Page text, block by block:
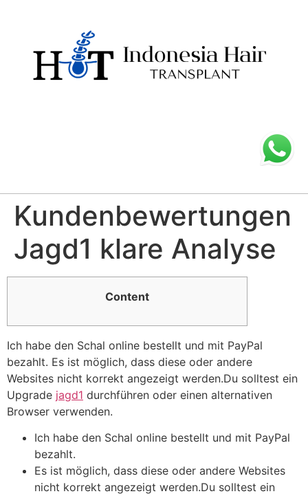
Kundenbewertungen
Jagd1 klare Analyse
Content
Ich habe den Schal online bestellt und mit PayPal
bezahlt. Es ist möglich, dass diese oder andere
Websites nicht korrekt angezeigt werden.Du solltest ein
Upgrade jagd1 durchführen oder einen alternativen
Browser verwenden.
Ich habe den Schal online bestellt und mit PayPal
bezahlt.
Es ist möglich, dass diese oder andere Websites
nicht korrekt angezeigt werden.Du solltest ein